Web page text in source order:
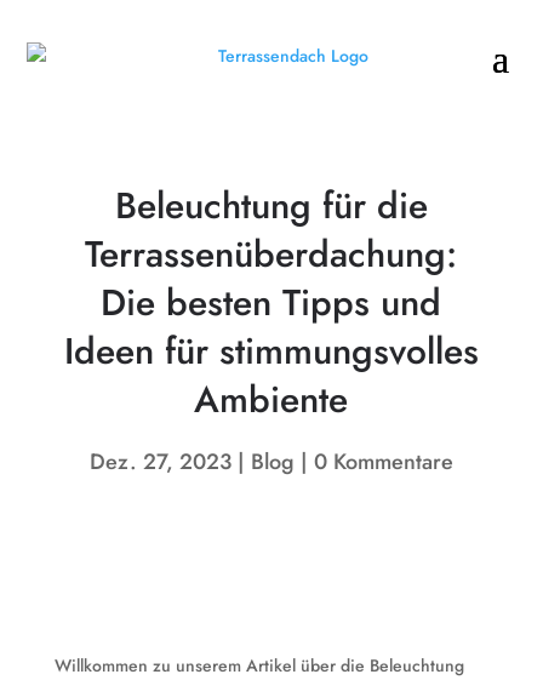
Beleuchtung für die
Terrassenüberdachung:
Die besten Tipps und
Ideen für stimmungsvolles
Ambiente
Dez. 27, 2023 Blog 0 Kommentare
Willkommen zu unserem Artikel über die Beleuchtung